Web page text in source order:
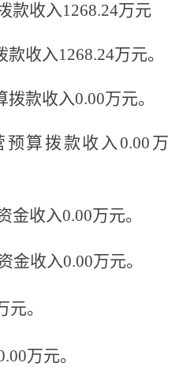
款收入1268.24万元
收入1268.24万元。
拨款收入0.00万元。
预算拨款收入0.00 万
金收入0.00万元。
金收入0.00万元。
元。
.00万元。